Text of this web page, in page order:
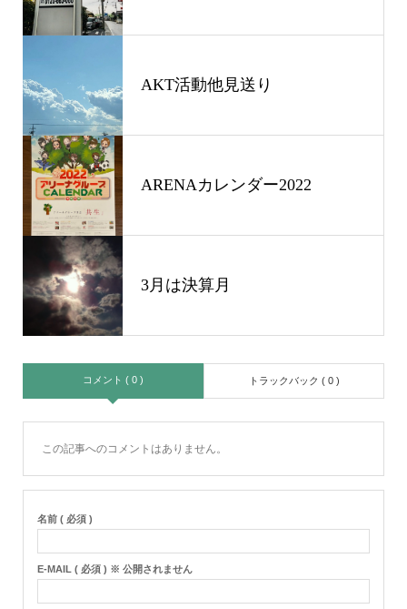
AKT活動他見送り
ARENAカレンダー2022
3月は決算月
コメント ( 0 ) トラックバック ( 0 )
この記事へのコメントはありません。
名前 ( 必須 )
E-MAIL ( 必須 ) ※ 公開されません